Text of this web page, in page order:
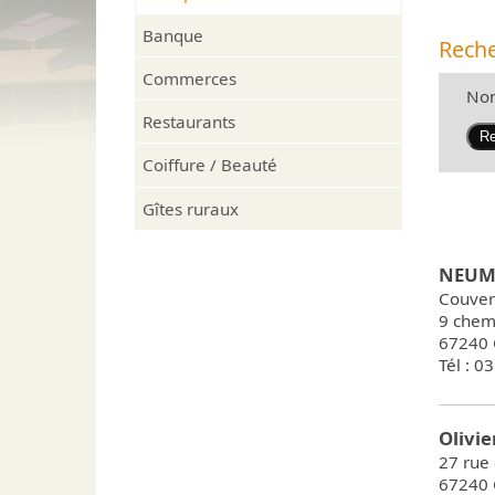
Plan de la commune
Population
Patrimoine
Forêt communale
Sentier botanique
Personnel communal
Banque
Commerces
Restaurants
Coiffure / Beauté
Gîtes ruraux
9
67240
Tél :
27 rue
67240